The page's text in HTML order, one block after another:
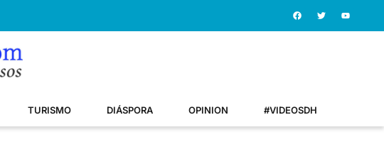
TURISMO DIÁSPORA OPINION #VIDEOSDH